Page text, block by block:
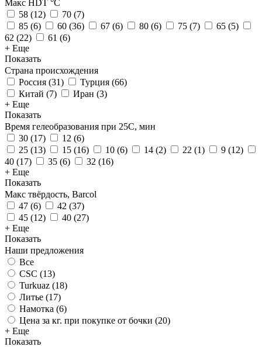
Макс HDT °С
58 (12) 70 (7)
85 (6) 60 (36) 67 (6) 80 (6) 75 (7) 65 (5)
62 (22) 61 (6)
+ Еще
Показать
Страна происхождения
Россия (31) Турция (66)
Китай (7) Иран (3)
+ Еще
Показать
Время гелеобразования при 25С, мин
30 (17) 12 (6)
25 (13) 15 (16) 10 (6) 14 (2) 22 (1) 9 (12)
40 (17) 35 (6) 32 (16)
+ Еще
Показать
Макс твёрдость, Barcol
47 (6) 42 (37)
45 (12) 40 (27)
+ Еще
Показать
Наши предложения
Все
CSC (13)
Turkuaz (18)
Литье (17)
Намотка (6)
Цена за кг. при покупке от бочки (20)
+ Еще
Показать